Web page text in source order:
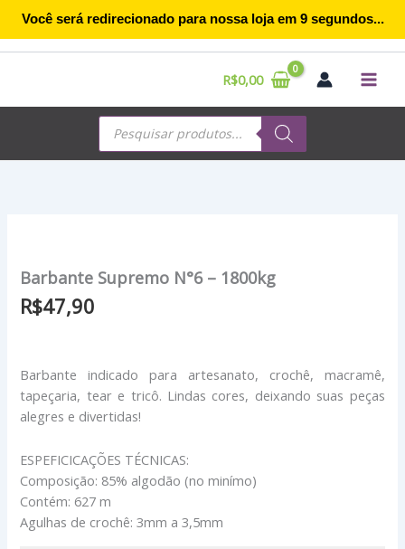
o
R$0,00
Pesquisar
produtos
Barbante Supremo N°6 – 1800kg
R$47,90
Barbante indicado para artesanato, crochê, macramê,
tapeçaria, tear e tricô. Lindas cores, deixando suas peças
alegres e divertidas!
ESPEFICICAÇÕES TÉCNICAS:
Composição: 85% algodão (no minímo)
Contém: 627 m
Agulhas de crochê: 3mm a 3,5mm
Você será redirecionado para nossa loja em 9segundos...